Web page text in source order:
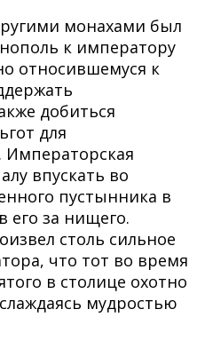
монахами был
к императору
относившемуся к
добиться
для
Императорская
впускать во
пустынника в
его за нищего.
столь сильное
что тот во время
в столице охотно
мудростью